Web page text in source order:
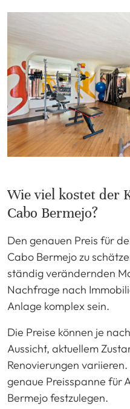
Wie viel kostet der
Cabo Bermejo?
Den genauen Preis für
Cabo Bermejo zu
ständig verändernden
Nachfrage nach
Anlage komplex sein.
Die Preise können je
Aussicht, aktuellem
Renovierungen
genaue Preisspanne für
Bermejo festzulegen.